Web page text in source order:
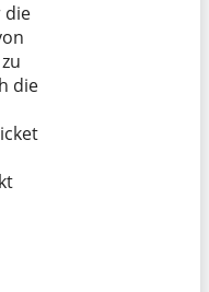
die
die